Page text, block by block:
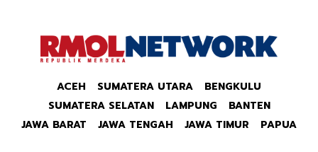
ACEH SUMATERA UTARA
BENGKULU
SUMATERA SELATAN
LAMPUNG
BANTEN
JAWA BARAT
JAWA TENGAH JAWA TIMUR PAPUA